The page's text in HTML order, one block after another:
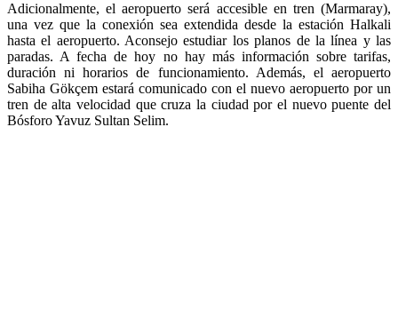
Adicionalmente, el aeropuerto será accesible en tren (Marmaray),
una vez que la conexión sea extendida desde la estación Halkali
hasta el aeropuerto. Aconsejo estudiar los planos de la línea y las
paradas. A fecha de hoy no hay más información sobre tarifas,
duración ni horarios de funcionamiento. Además, el aeropuerto
Sabiha Gökçem estará comunicado con el nuevo aeropuerto por un
tren de alta velocidad que cruza la ciudad por el nuevo puente del
Bósforo Yavuz Sultan Selim.